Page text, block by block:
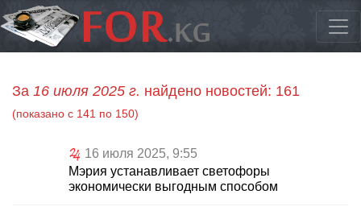
За 16 июля 2025 г. найдено новостей: 161
(показано с 141 по 150)
16 июля 2025, 9:55
Мэрия устанавливает светофоры
экономически выгодным способом